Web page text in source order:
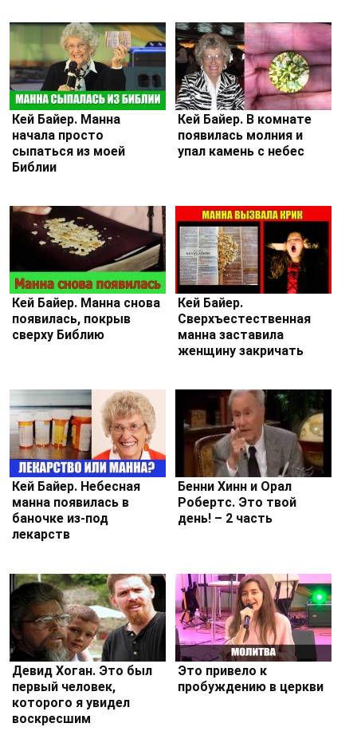
Кей Байер. Манна
начала просто
сыпаться из моей
Библии
Кей Байер. В комнате
появилась молния и
упал камень с небес
Кей Байер. Манна снова
появилась, покрыв
сверху Библию
Кей Байер.
Сверхъестественная
манна заставила
женщину закричать
Кей Байер. Небесная
манна появилась в
баночке из-под
лекарств
Бенни Хинн и Орал
Робертс. Это твой
день! – 2 часть
Девид Хоган. Это был
первый человек,
которого я увидел
воскресшим
Это привело к
пробуждению в церкви